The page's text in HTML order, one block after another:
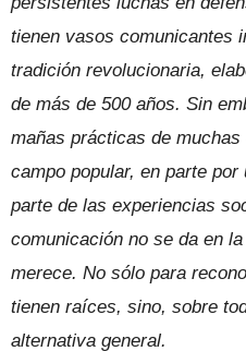
tienen vasos comunicantes
tradición revolucionaria,
de más de 500 años. Sin
mañas prácticas de
campo popular, en parte
parte de las experiencias
comunicación no se da en
merece. No sólo para
tienen raíces, sino, sobre
alternativa general.